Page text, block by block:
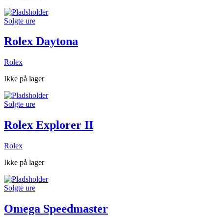
Solgte ure
Rolex Daytona
Rolex
Ikke på lager
Solgte ure
Rolex Explorer II
Rolex
Ikke på lager
Solgte ure
Omega Speedmaster